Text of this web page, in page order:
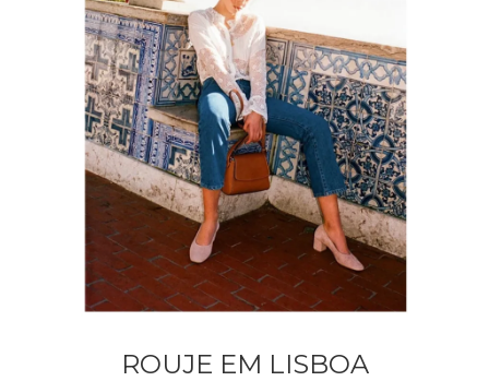
ROUJE EM LISBOA